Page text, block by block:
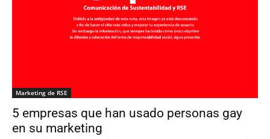
Marketing de RSE
5 empresas que han usado personas gay
en su marketing